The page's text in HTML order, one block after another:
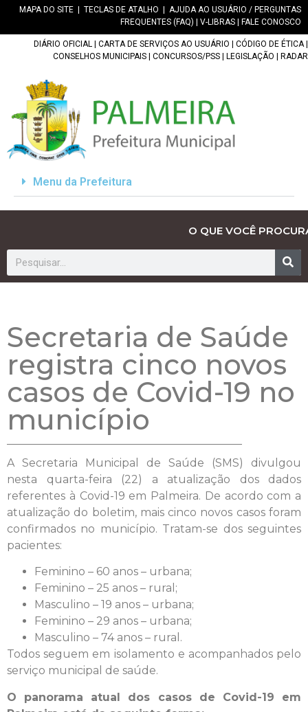
MAPA DO SITE TECLAS DE ATALHO
AJUDA AO USUÁRIO / PERGUNTAS
FREQUENTES (FAQ)
V-LIBRAS FALE CONOSCO
DIÁRIO OFICIAL CARTA DE SERVIÇOS AO USUÁRIO CÓDIGO DE ÉTICA|
CONSELHOS MUNICIPAIS
CONCURSOS/PSS LEGISLAÇÃO RADAR
Menu da Prefeitura
O QUE VOCÊ
Secretaria de Saúde
registra cinco novos
casos de Covid-19 no
município
A Secretaria Municipal de Saúde (SMS) divulgou
nesta quarta-feira (22) a atualização dos dados
referentes à Covid-19 em Palmeira. De acordo com a
atualização do boletim, mais cinco novos casos foram
confirmados no município. Tratam-se dos seguintes
pacientes:
Feminino – 60 anos – urbana;
Feminino – 25 anos – rural;
Masculino – 19 anos – urbana;
Feminino – 29 anos – urbana;
Masculino – 74 anos – rural.
Todos seguem em isolamento e acompanhados pelo
serviço municipal de saúde.
O panorama atual dos casos de Covid-19 em